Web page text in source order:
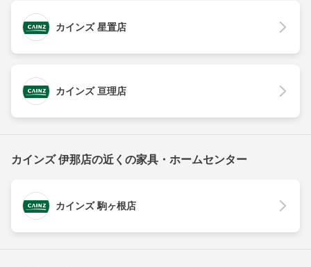
カインズ 星置店
カインズ 亘理店
カインズ 伊那店の近くの家具・ホームセンター
カインズ 駒ヶ根店